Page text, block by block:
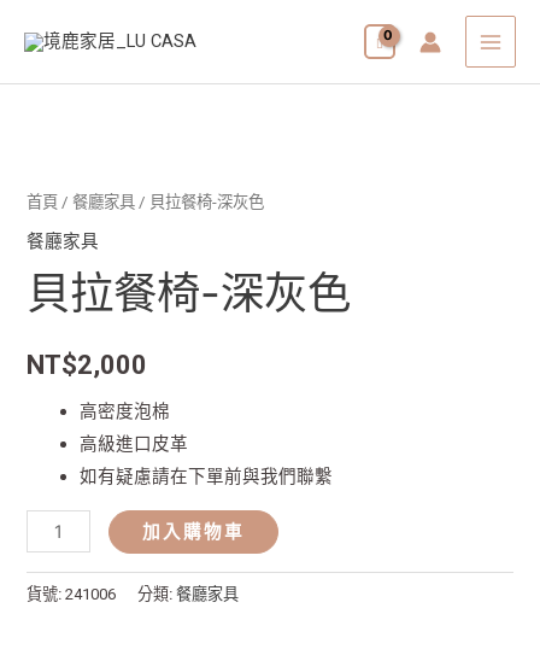
主
首頁 / 餐廳家具 / 貝拉餐椅-深灰色
餐廳家具
貝拉餐椅-深灰色
NT$2,000
高密度泡棉
高級進口皮革
如有疑慮請在下單前與我們聯繫
餐
椅-
灰
數
加入購物車
貨號:241006 分類:餐廳家具